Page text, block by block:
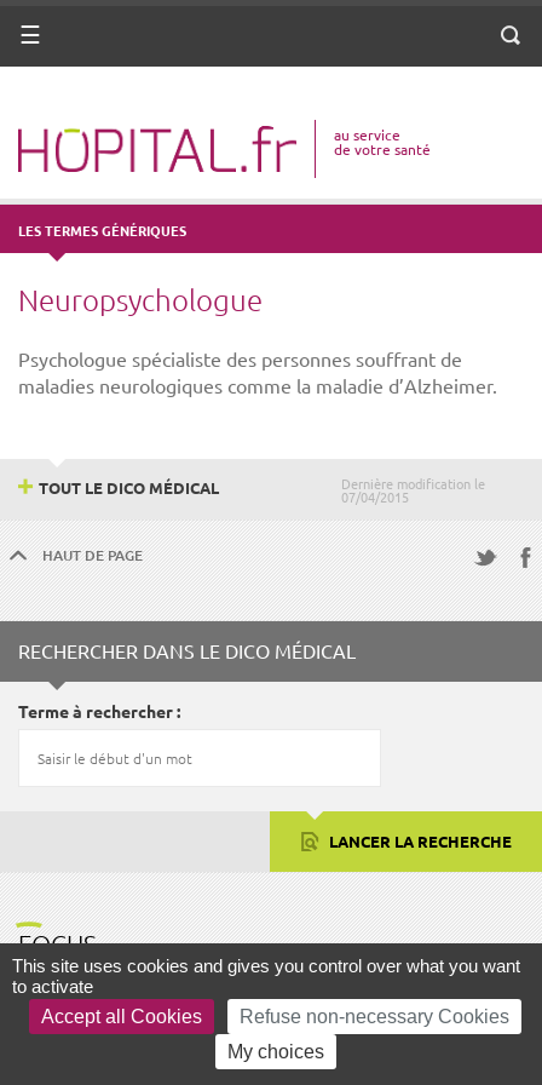
ANNUAIRE
VOTRE SANTÉ
DROITS & DÉMARCHES
MISSIONS
MÉTIERS
Menu
au service
de votre santé
LES TERMES GÉNÉRIQUES
Neuropsychologue
Psychologue spécialiste des personnes souffrant de
maladies neurologiques comme la maladie d’Alzheimer.
Dernière modification le
07/04/2015
TOUT LE DICO MÉDICAL
HAUT DE PAGE
RECHERCHER DANS LE DICO MÉDICAL
Terme à rechercher
LANCER LA RECHERCHE
FOCUS
PLAN DU SITE MENTIONS LÉGALES
This site uses cookies and gives you control over what you want
to activate
Accept all Cookies
Refuse non-necessary Cookies
My choices